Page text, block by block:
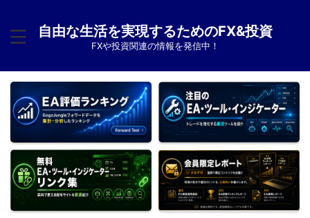
自由な生活を実現するためのFX&投資
FXや投資関連の情報を発信中！